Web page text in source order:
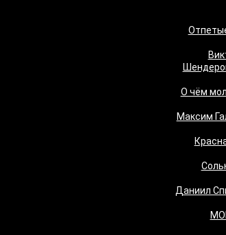
«О чём
Максим
"Даниил